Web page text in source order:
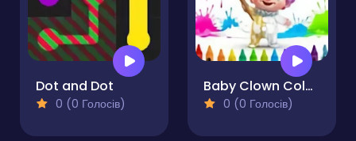
Dot and Dot
0 (0 Голосів)
Baby Clown Coloring Book
0 (0 Голосів)